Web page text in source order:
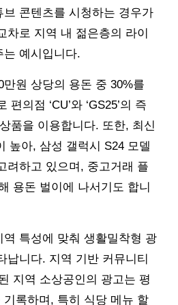
콘텐츠를 시청하는 경우가
차로 지역 내 젊은층의 라이
는 예시입니다.
원 상당의 용돈 중 30%를
의점 ‘CU’와 ‘GS25’의 즉
품을 이용합니다. 또한, 최신
높아, 삼성 갤럭시 S24 모델
려하고 있으며, 중고거래 플
용돈 벌이에 나서기도 합니
특성에 맞춰 생활밀착형 광
납니다. 지역 기반 커뮤니티
지역 소상공인의 광고는 평
록하며, 특히 식당 메뉴 할